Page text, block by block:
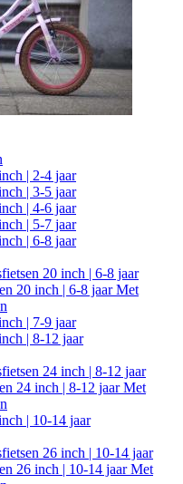
| 2-4 jaar
| 3-5 jaar
| 4-6 jaar
| 5-7 jaar
| 6-8 jaar
20 inch | 6-8 jaar
20 inch | 6-8 jaar Met
| 7-9 jaar
| 8-12 jaar
24 inch | 8-12 jaar
24 inch | 8-12 jaar Met
| 10-14 jaar
26 inch | 10-14 jaar
26 inch | 10-14 jaar Met